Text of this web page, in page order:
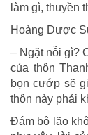
làm gì, thuyền
Hoàng Dược
– Ngặt nỗi gì?
của thôn
bọn cướp sẽ
thôn này phải
Đám bô lão